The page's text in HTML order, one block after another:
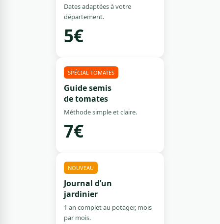
Dates adaptées à votre
département.
5€
SPÉCIAL TOMATES
Guide semis
de tomates
Méthode simple et claire.
7€
NOUVEAU
Journal d’un
jardinier
1 an complet au potager, mois
par mois.